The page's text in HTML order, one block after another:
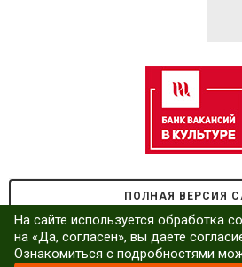
На сайте используется обработка
на «Да, согласен», вы даёте
Ознакомиться с подробностями
ПОЛНАЯ ВЕРСИЯ